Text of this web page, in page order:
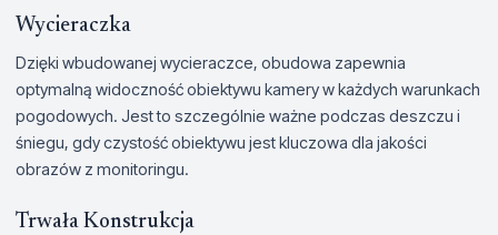
Wycieraczka
Dzięki wbudowanej wycieraczce, obudowa zapewnia
optymalną widoczność obiektywu kamery w każdych warunkach
pogodowych. Jest to szczególnie ważne podczas deszczu i
śniegu, gdy czystość obiektywu jest kluczowa dla jakości
obrazów z monitoringu.
Trwała Konstrukcja